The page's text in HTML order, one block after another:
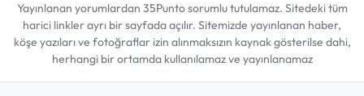
Yayınlanan yorumlardan 35Punto sorumlu tutulamaz. Sitedeki tüm
harici linkler ayrı bir sayfada açılır. Sitemizde yayınlanan haber,
köşe yazıları ve fotoğraflar izin alınmaksızın kaynak gösterilse dahi,
herhangi bir ortamda kullanılamaz ve yayınlanamaz